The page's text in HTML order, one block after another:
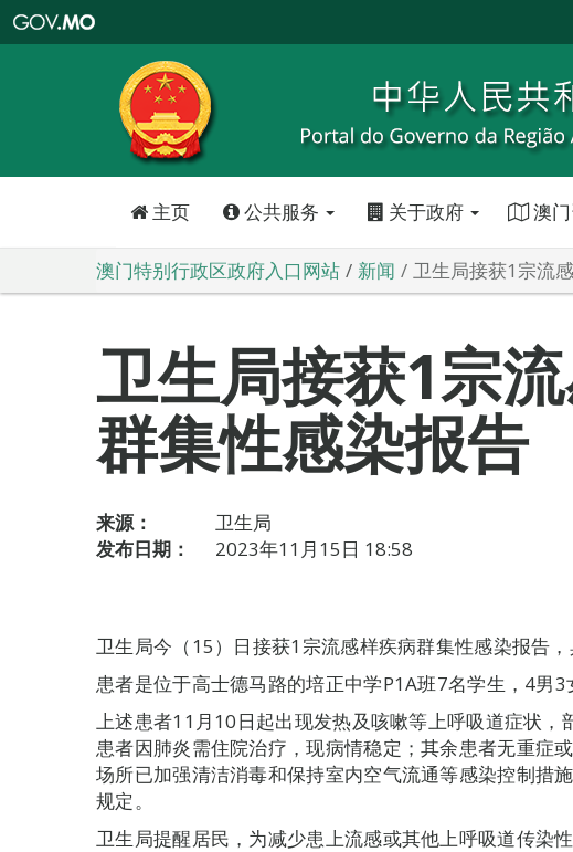
特
政
区
政
口
主页 公共服务 关于政府 澳
澳门特别行政区政府入口网站 新闻 卫生局接获1宗流
卫生局接获1宗
群集性感染报告
来源：
卫生局
发布日期：
2023年11月15日 18:58
卫生局今（15）日接获1宗流感样疾病群集性感染报告，
患者是位于高士德马路的培正中学P1A班7名学生，4男3
上述患者11月10日起出现发热及咳嗽等上呼吸道症状，
患者因肺炎需住院治疗，现病情稳定；其余患者无重症
场所已加强清洁消毒和保持室内空气流通等感染控制措
规定。
卫生局提醒居民，为减少患上流感或其他上呼吸道传染